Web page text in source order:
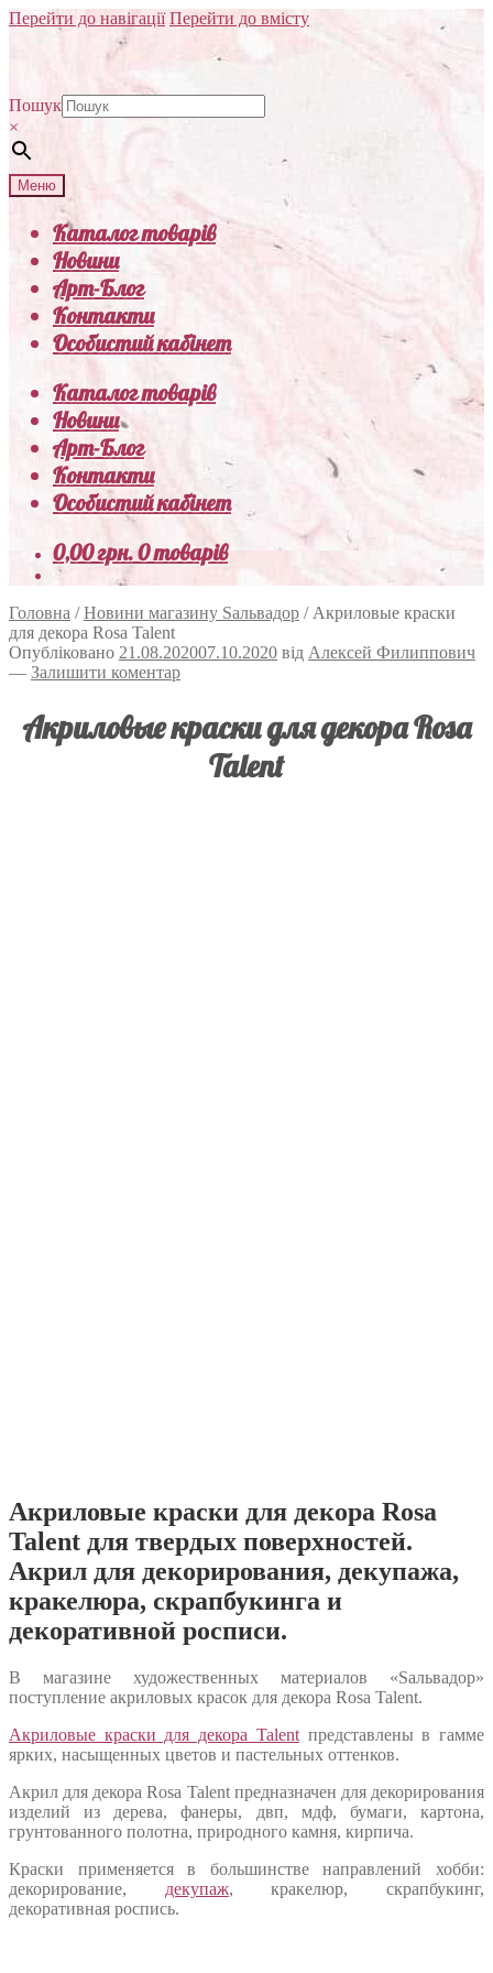
Перейти до навігації Перейти до вмісту
Пошук
×
Меню
Каталог товарів
Новини
Арт-Блог
Контакти
Особистий кабінет
Каталог товарів
Новини
Арт-Блог
Контакти
Особистий кабінет
0,00грн.0 товарів
Головна /Новини магазину Sальвадор / Акриловые краски
для декора Rosa Talent
Опубліковано 21.08.202007.10.2020 від Алексей Филиппович
— Залишити коментар
Акриловые краски для декора Rosa
Talent
Акриловые краски для декора Rosa
Talent для твердых поверхностей.
Акрил для декорирования, декупажа,
кракелюра, скрапбукинга и
декоративной росписи.
В магазине художественных материалов «Sальвадор»
поступление акриловых красок для декора Rosa Talent.
Акриловые краски для декора Talentпредставлены в гамме
ярких, насыщенных цветов и пастельных оттенков.
Акрил для декора Rosa Talent предназначен для декорирования
изделий из дерева, фанеры, двп, мдф, бумаги, картона,
грунтованного полотна, природного камня, кирпича.
Краски применяется в большинстве направлений хобби:
декорирование, декупаж, кракелюр, скрапбукинг,
декоративная роспись.